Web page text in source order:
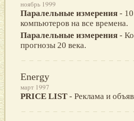
ноябрь 1999
Паралельные измерения -
компьютеров на все времена.
Паралельные измерения -
прогнозы 20 века.
Energy
март 1997
PRICE LIST - Реклама и